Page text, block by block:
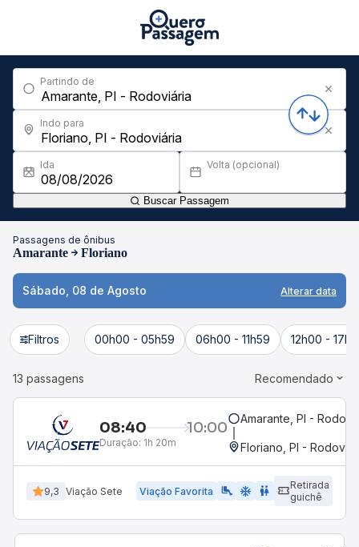
Partindo de
Indo para
Ida Volta (opcional)
Buscar Passagem
Passagens de ônibus
Amarante Floriano
Sábado, 08 de Agosto Alterar data
Filtros 00h00 - 05h59 06h00 - 11h59 12h00 -
13 passagens Recomendado
08:40 10:00
Duração: 1h 20m
Amarante, PI -
Floriano, PI -
9,3 Viação Sete Viação Favorita airline_seat_legroom_extra ac_unit WC
Retirada
guichê